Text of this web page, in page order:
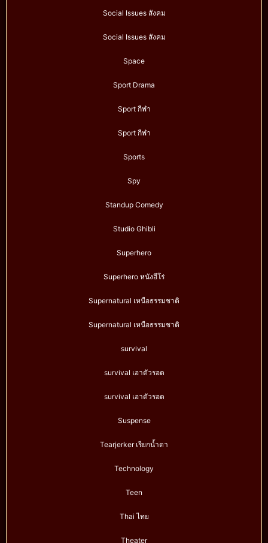
Social Issues สังคม
Social Issues สังคม
Space
Sport Drama
Sport กีฬา
Sport กีฬา
Sports
Spy
Standup Comedy
Studio Ghibli
Superhero
Superhero หนังฮีโร่
Supernatural เหนือธรรมชาติ
Supernatural เหนือธรรมชาติ
survival
survival เอาตัวรอด
survival เอาตัวรอด
Suspense
Tearjerker เรียกน้ำตา
Technology
Teen
Thai ไทย
Theater